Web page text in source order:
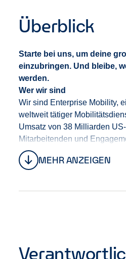
Überblick
MEHR ANZEIGEN
Starte bei uns, um deine
einzubringen. Und bleibe,
werden.
Wer wir sind
Wir sind Enterprise Mobility,
weltweit tätiger Mobilitäts
Umsatz von 38 Milliarden
Mitarbeitenden und
Ländern.
bauen wirdas Unternehmen
Dein Einstieg bei uns